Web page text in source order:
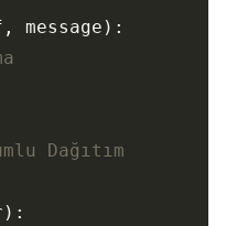
Dağıtım